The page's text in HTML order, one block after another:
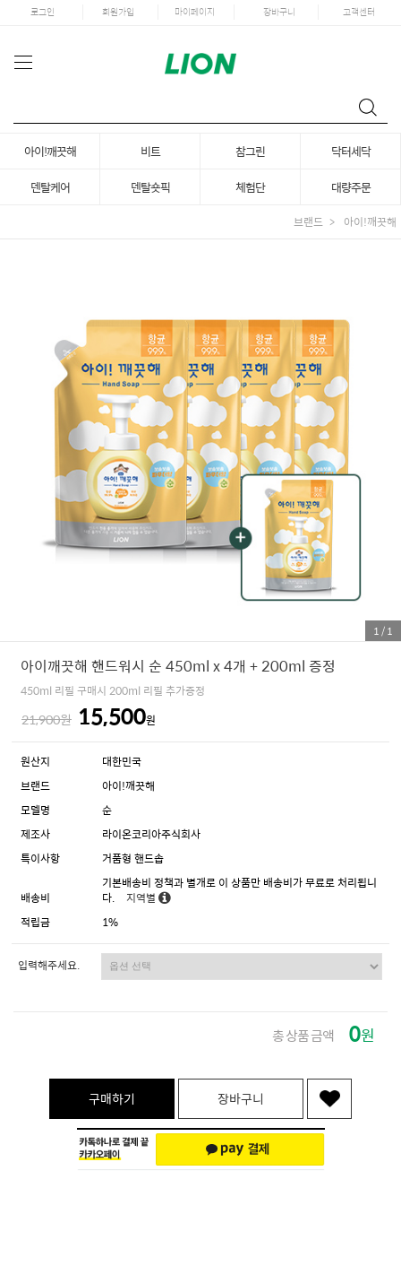
로그인 회원가입 마이페이지 장바구니 고객센터
아이!깨끗해 비트 참그린
닥터세닥
덴탈케어
덴탈숏픽 체험단 대량주문
브랜드 아이!깨끗해
1/1
아이깨끗해 핸드워시 순 450ml x 4개 + 200ml 증정
450ml 리필 구매시 200ml 리필 추가증정
21,900원 15,500원
원산지
대한민국
브랜드
아이!깨끗해
모델명
순
제조사
라이온코리아주식회사
특이사항
거품형 핸드솝
배송비
기본배송비 정책과 별개로 이 상품만 배송비가 무료로 처리됩니
다.
지역별
적립금
1%
입력해주세요.
총 상품 금액 0원
구매하기 장바구니